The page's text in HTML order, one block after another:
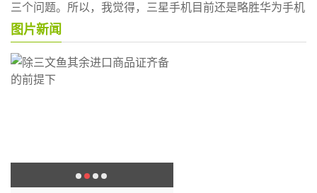
三个问题。所以，我觉得，三星手机目前还是略胜华为手机
图片新闻